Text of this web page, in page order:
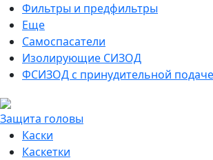
Фильтры и предфильтры
Еще
Самоспасатели
Изолирующие СИЗОД
ФСИЗОД с принудительной
Защита головы
Каски
Каскетки